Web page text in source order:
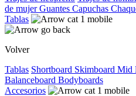
de mujerGuantes Capuchas
Tablas
Volver
Tablas Shortboard Skimboard Mid
Balanceboard Bodyboards
Accesorios